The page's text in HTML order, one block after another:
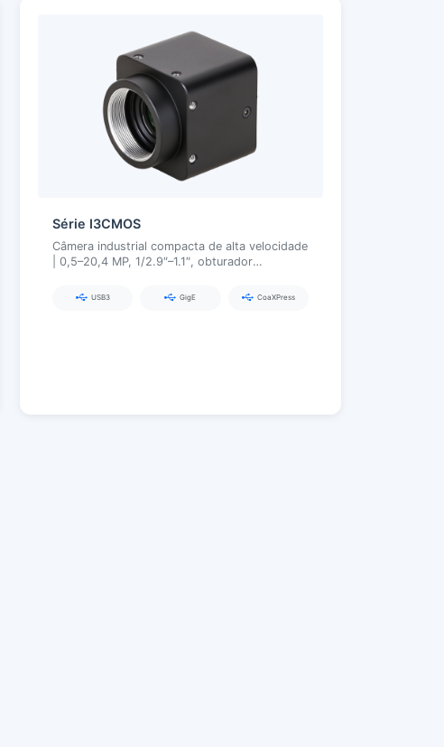
Série I3CMOS
Câmera industrial compacta de alta velocidade
| 0,5–20,4 MP, 1/2.9″–1.1″, obturador
CoaXPress
USB3 GigE CoaXPress